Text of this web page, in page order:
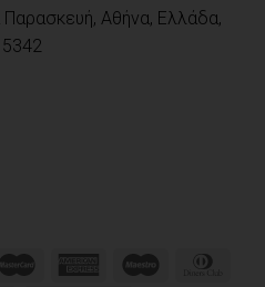
Αθήνα, Ελλάδα,